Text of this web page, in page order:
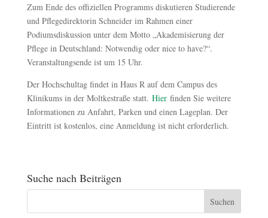
Zum Ende des offiziellen Programms diskutieren Studierende
und Pflegedirektorin Schneider im Rahmen einer
Podiumsdiskussion unter dem Motto „Akademisierung der
Pflege in Deutschland: Notwendig oder nice to have?“.
Veranstaltungsende ist um 15 Uhr.
Der Hochschultag findet in Haus R auf dem Campus des
Klinikums in der Moltkestraße statt. Hierfinden Sie weitere
Informationen zu Anfahrt, Parken und einen Lageplan. Der
Eintritt ist kostenlos, eine Anmeldung ist nicht erforderlich.
Suche nach Beiträgen